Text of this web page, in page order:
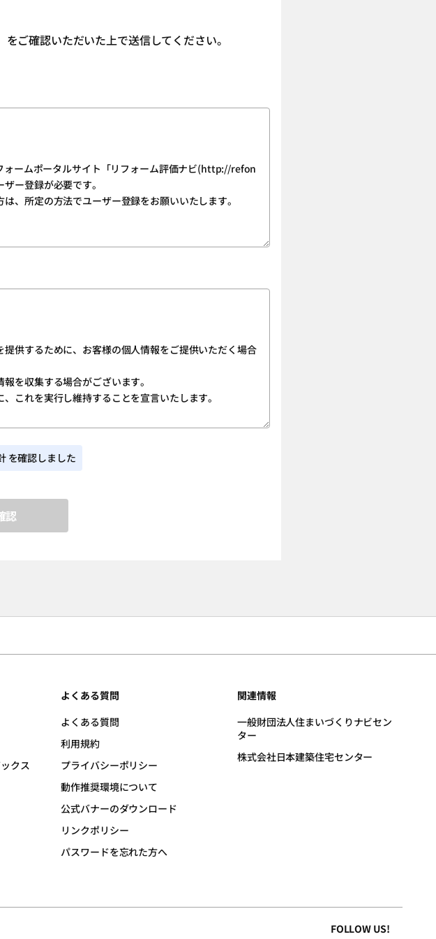
をご確認いただいた上で送信してください。
ォームポータルサイト「リフォーム評価ナビ(http://refon
ー登録が必要です。
、所定の方法でユーザー登録をお願いいたします。
ージ」)が提供されます。
にあたっては、正しい情報のみを入力ください。
可能性があります。ユーザーにおかれては、このことを
用することができます。
前後の写真等(以下、「口コミ評価」)を、所定の方法で入
供するために、お客様の個人情報をご提供いただく場合
を収集する場合がございます。
これを実行し維持することを宣言いたします。
いたします。
ただくことにより、これに対応いたします。
的に改善いたします。
を確認しました
クス
よくある質問
よくある質問
利用規約
プライバシーポリシー
動作推奨環境について
公式バナーのダウンロード
リンクポリシー
パスワードを忘れた方へ
関連情報
一般財団法人住まいづくりナビセン
ター
株式会社日本建築住宅センター
FOLLOW US!